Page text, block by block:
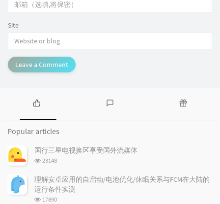
Site
Leave a Comment
P
p
u
l
r
a
r
e
s
c
o
a
r
Popular articles
国行三星电视换区享受国外流媒体
浏
次
数:
23148
理解安卓应用的自启动/电池优化/休眠关系与FCM在大陆的
运行条件实测
浏
17890